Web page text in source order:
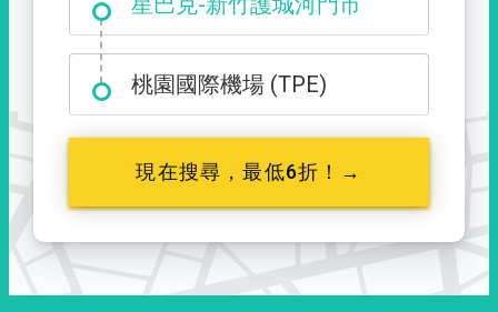
星巴克-新竹護城河門市
桃園國際機場 (TPE)
現在搜尋，最低6折！→